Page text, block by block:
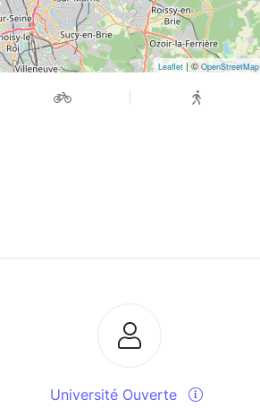
Leaflet | ©OpenStreetMap
Université Ouverte